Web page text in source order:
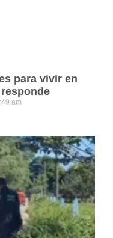
para vivir en
am